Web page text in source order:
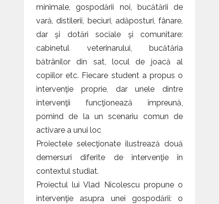
minimale, gospodării noi, bucătării de
vară, distilerii, beciuri, adăposturi, fânare,
dar şi dotări sociale şi comunitare:
cabinetul veterinarului, bucătăria
bătrânilor din sat, locul de joacă al
copiilor etc. Fiecare student a propus o
intervenţie proprie, dar unele dintre
intervenţii funcţionează împreună,
pornind de la un scenariu comun de
activare a unui loc
Proiectele selecţionate ilustrează două
demersuri diferite de intervenţie în
contextul studiat.
Proiectul lui Vlad Nicolescu propune o
intervenţie asupra unei gospodării: o